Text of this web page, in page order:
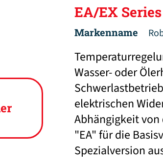
EA/EX
Markenname
Wasser- oder
elektrischen
Abhängigkeit
"EA" für die
Spezialversion